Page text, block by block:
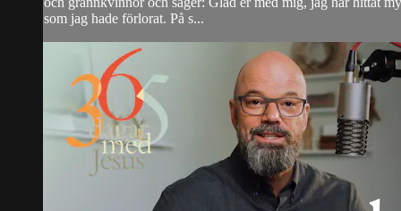
som jag hade förlorat. På s...